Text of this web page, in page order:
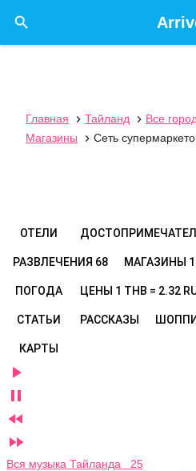

Главная  Тайланд  Все
Магазины
 Сеть
ОТЕЛИ
РАЗВЛЕЧЕНИЯ 68 МАГАЗИНЫ
ПОГОДА ЦЕНЫ 1 THB = 2.32
СТАТЬИ РАССКАЗЫ
КАРТЫ




Вся музыка Тайланда 25